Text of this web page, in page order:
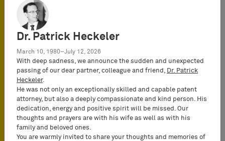
clientes en el ámbito del derecho de
la propiedad industrial y recibirá una
óptima preparación para emprender
su carrera profesional.
Su colaboración durante el período
de prácticas o como auxiliar de
investigación en un puesto a tiempo
parcial puede permitirle incorporarse
directamente a BARDEHLE
PAGENBERG, siempre que supere
con éxito el examen oficial de acceso
Dr. Patrick Heckeler
March 10, 1980–July 12, 2026
With deep sadness, we announce the sudden and unexpected
passing of our dear partner, colleague and friend, Dr. Patrick
Heckeler.
He was not only an exceptionally skilled and capable patent
attorney, but also a deeply compassionate and kind person. His
dedication, energy and positive spirit will be missed. Our
thoughts and prayers are with his wife as well as with his
family and beloved ones.
You are warmly invited to share your thoughts and memories of